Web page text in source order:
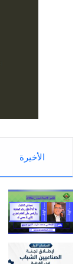
الأخيرة